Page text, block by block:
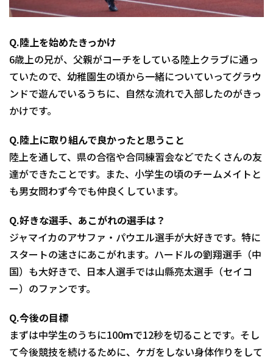
Q.陸上を始めたきっかけ
6歳上の兄が、父親がコーチをしている陸上クラブに通っ
ていたので、幼稚園生の頃から一緒についていってグラウ
ンドで遊んでいるうちに、自然な流れで入部したのがきっ
かけです。
Q.陸上に取り組んで良かったと思うこと
陸上を通して、県の合宿や合同練習会などでたくさんの友
達ができたことです。また、小学生の頃のチームメイトと
も男女問わず今でも仲良くしています。
Q.好きな選手、あこがれの選手は？
ジャマイカのアサファ・パウエル選手が大好きです。特に
スタートの速さにあこがれます。ハードルの劉翔選手（中
国）も大好きで、日本人選手では山縣亮太選手（セイコ
ー）のファンです。
Q.今後の目標
まずは中学生のうちに100ｍで12秒を切ることです。そし
て今後競技を続けるために、ケガをしない身体作りをして